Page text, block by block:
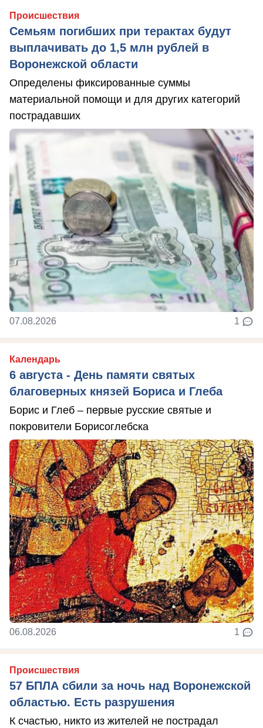
Происшествия
Семьям погибших при терактах будут
выплачивать до 1,5 млн рублей в
Воронежской области
Определены фиксированные суммы
материальной помощи и для других категорий
пострадавших
07.08.2026 1
Календарь
6 августа - День памяти святых
благоверных князей Бориса и Глеба
Борис и Глеб – первые русские святые и
покровители Борисоглебска
06.08.2026 1
Происшествия
57 БПЛА сбили за ночь над Воронежской
областью. Есть разрушения
К счастью, никто из жителей не пострадал